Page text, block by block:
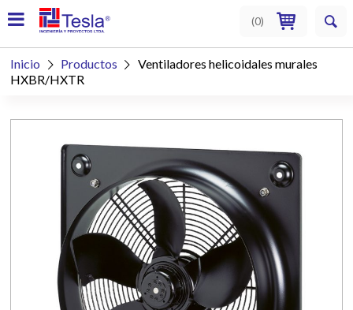
(0)
Inicio  Productos 
Ventiladores helicoidales murales
HXBR/HXTR